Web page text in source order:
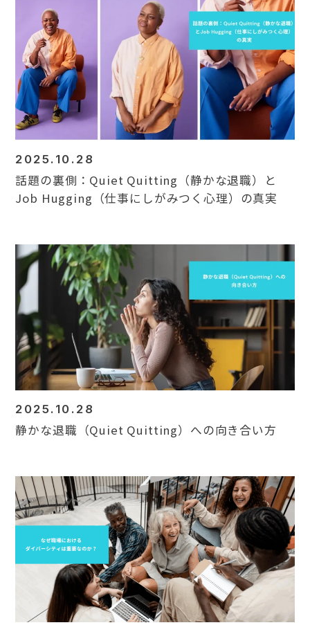
2025.10.28
話題の裏側：Quiet Quitting（静かな退職）と
Job Hugging（仕事にしがみつく心理）の真実
2025.10.28
静かな退職（Quiet Quitting）への向き合い方